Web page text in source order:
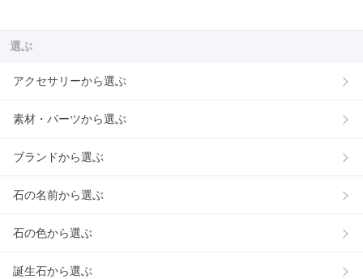
選ぶ
アクセサリーから選ぶ
素材・パーツから選ぶ
ブランドから選ぶ
石の名前から選ぶ
石の色から選ぶ
誕生石から選ぶ